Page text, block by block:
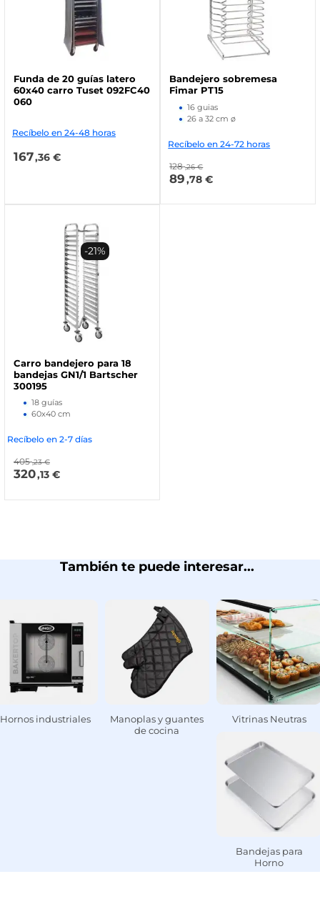
Funda de 20 guías latero
60x40 carro Tuset 092FC40
060
Recíbelo en 24-48 horas
167,36 €
Bandejero sobremesa
Fimar PT15
16 guias
26 a 32 cm ø
Recíbelo en 24-72 horas
128 ,26 €
89,78 €
Carro bandejero para 18
bandejas GN1/1 Bartscher
300195
18 guías
60x40 cm
Recíbelo en 2-7 días
405 ,23 €
320,13 €
-21%
También te puede interesar...
Hornos industriales
Manoplas y guantes
de cocina
Vitrinas Neutras
Bandejas para
Horno